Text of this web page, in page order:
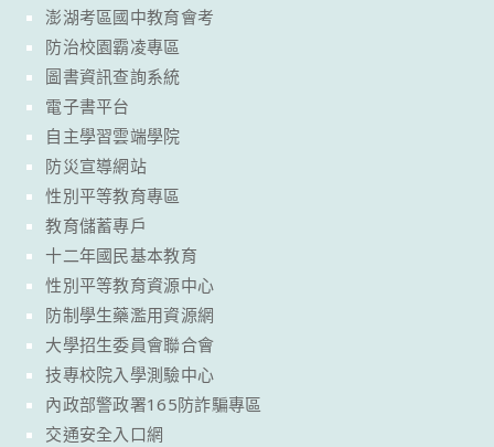
澎湖考區國中教育會考
防治校園霸凌專區
圖書資訊查詢系統
電子書平台
自主學習雲端學院
防災宣導網站
性別平等教育專區
教育儲蓄專戶
十二年國民基本教育
性別平等教育資源中心
防制學生藥濫用資源網
大學招生委員會聯合會
技專校院入學測驗中心
內政部警政署165防詐騙專區
交通安全入口網